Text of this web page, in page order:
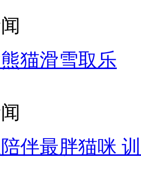
猫滑雪取乐
伴最胖猫咪